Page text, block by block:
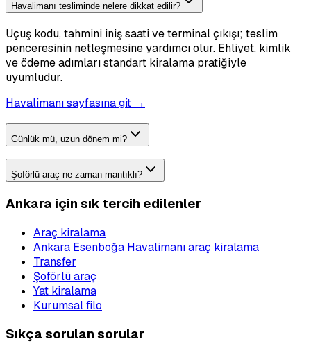
Havalimanı tesliminde nelere dikkat edilir?
Uçuş kodu, tahmini iniş saati ve terminal çıkışı; teslim
penceresinin netleşmesine yardımcı olur. Ehliyet, kimlik
ve ödeme adımları standart kiralama pratiğiyle
uyumludur.
Havalimanı sayfasına git →
Günlük mü, uzun dönem mi?
Şoförlü araç ne zaman mantıklı?
Ankara için sık tercih edilenler
Araç kiralama
Ankara Esenboğa Havalimanı araç kiralama
Transfer
Şoförlü araç
Yat kiralama
Kurumsal filo
Sıkça sorulan sorular